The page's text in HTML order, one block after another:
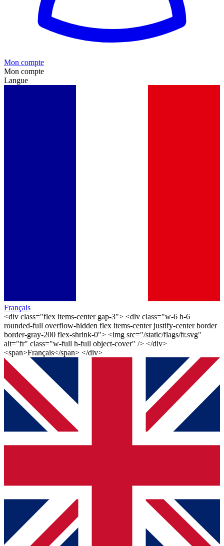
Mon compte
Mon compte
Langue
Français
<div class="flex items-center gap-3"> <div class="w-6 h-6
rounded-full overflow-hidden flex items-center justify-center border
border-gray-200 flex-shrink-0"> <img src="/static/flags/fr.svg"
alt="fr" class="w-full h-full object-cover" /> </div>
<span>Français</span> </div>